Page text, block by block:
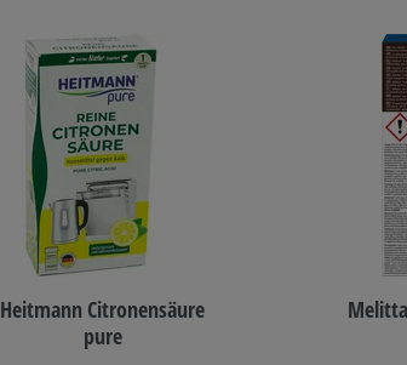
Heitmann Citronensäure
pure